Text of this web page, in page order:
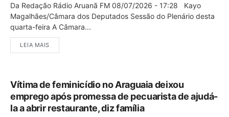
Da Redação Rádio Aruanã FM 08/07/2026 - 17:28 Kayo
Magalhães/Câmara dos Deputados Sessão do Plenário desta
quarta-feira A Câmara...
LEIA MAIS
Vítima de feminicídio no Araguaia deixou
emprego após promessa de pecuarista de ajudá-
la a abrir restaurante, diz família